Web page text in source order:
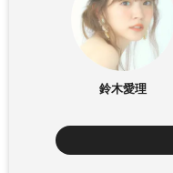
鈴木愛理